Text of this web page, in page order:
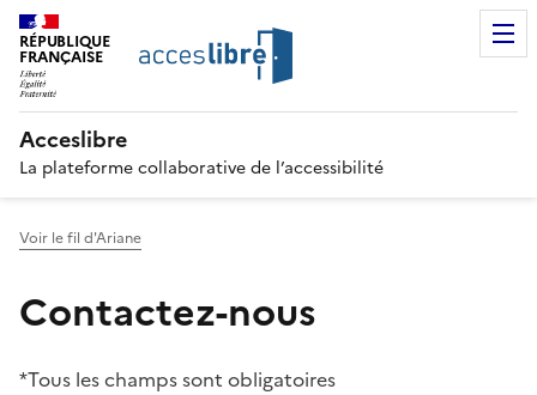
RÉPUBLIQUE
FRANÇAISE
Acceslibre
La plateforme collaborative de l’accessibilité
Voir le fil d'Ariane
Contactez-nous
*Tous les champs sont obligatoires